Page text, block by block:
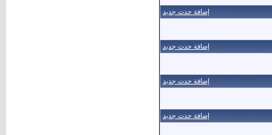
إضافة حدث جديد
إضافة حدث جديد
إضافة حدث جديد
إضافة حدث جديد